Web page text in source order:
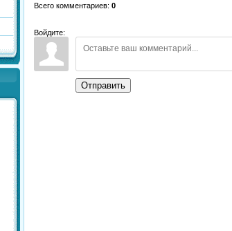
Всего комментариев: 0
Войдите:
Отправить